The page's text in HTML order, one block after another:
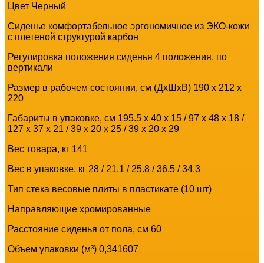
Цвет Черный
Сиденье комфортабельное эргономичное из ЭКО-кожи
с плетеной структурой карбон
Регулировка положения сиденья 4 положения, по
вертикали
Размер в рабочем состоянии, см (ДхШхВ) 190 x 212 x
220
Габариты в упаковке, см 195.5 x 40 x 15 / 97 x 48 x 18 /
127 x 37 x 21 / 39 x 20 x 25 / 39 x 20 x 29
Вес товара, кг 141
Вес в упаковке, кг 28 / 21.1 / 25.8 / 36.5 / 34.3
Тип стека весовые плиты в пластикате (10 шт)
Направляющие хромированные
Расстояние сиденья от пола, см 60
Объем упаковки (м³) 0,341607